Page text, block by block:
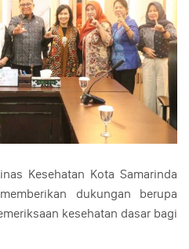
Kesehatan Kota Samarinda
dukungan berupa
kesehatan dasar bagi